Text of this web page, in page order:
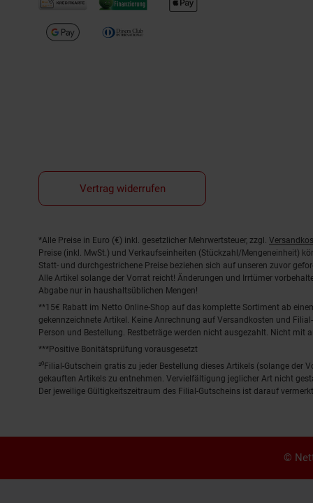
Vertrag widerrufen
Fußnoten
*Alle Preise in Euro (€) inkl. gesetzlicher Mehrwertsteuer, zzgl.
Preise (inkl. MwSt.) und Verkaufseinheiten (Stückzahl/Mengeneinheit)
Statt- und durchgestrichene Preise beziehen sich auf unseren zuvor
Alle Artikel solange der Vorrat reicht! Änderungen und Irrtümer
Abgabe nur in haushaltsüblichen Mengen!
**15€ Rabatt im Netto Online-Shop auf das komplette Sortiment ab
gekennzeichnete Artikel. Keine Anrechnung auf Versandkosten und
Person und Bestellung. Restbeträge werden nicht ausgezahlt. Nicht mit
***Positive Bonitätsprüfung vorausgesetzt
²⁰Filial-Gutschein gratis zu jeder Bestellung dieses Artikels (solange
gekauften Artikels zu entnehmen. Vervielfältigung jeglicher Art nicht
Der jeweilige Gültigkeitszeitraum des Filial-Gutscheins ist darauf vermerkt.
©